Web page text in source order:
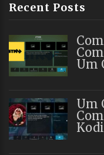
Recent Posts
Um
Um
Kodi